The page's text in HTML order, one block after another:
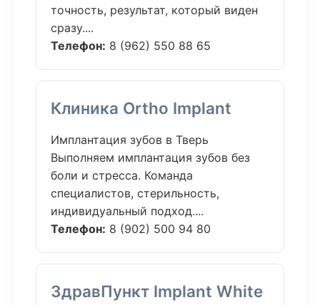
точность, результат, который виден
сразу....
Телефон: 8 (962) 550 88 65
Клиника Ortho Implant
Имплантация зубов в Тверь
Выполняем имплантация зубов без
боли и стресса. Команда
специалистов, стерильность,
индивидуальный подход....
Телефон: 8 (902) 500 94 80
ЗдравПункт Implant White